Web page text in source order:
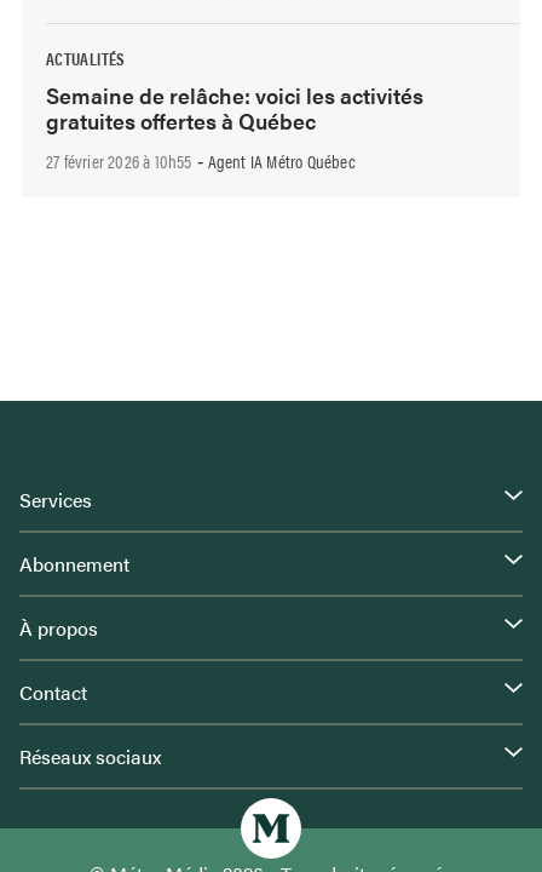
ACTUALITÉS
Semaine de relâche: voici les activités
gratuites offertes à Québec
27 février 2026 à 10h55 - Agent IA Métro Québec
Services
Abonnement
À propos
Contact
Réseaux sociaux